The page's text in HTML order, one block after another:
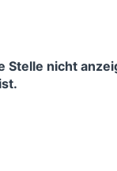
Stelle nicht